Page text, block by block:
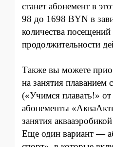
станет абонемент в
98 до 1698 BYN в
количества посещений
продолжительности
Также вы можете
на занятия плаванием
(«Учимся плавать!»
абонементы
занятия
Еще один вариант —